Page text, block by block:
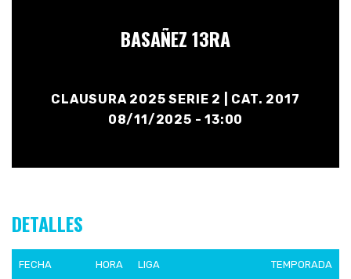
BASAÑEZ 13RA
CLAUSURA 2025 SERIE 2 | CAT. 2017
08/11/2025 - 13:00
DETALLES
FECHA HORA LIGA TEMPORADA